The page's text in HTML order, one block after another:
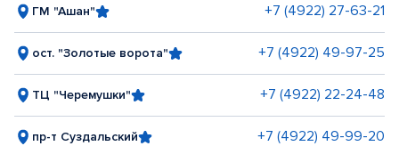
ГМ "Ашан" +7 (4922) 27-63-21
ост. "Золотые ворота" +7 (4922) 49-97-25
ТЦ "Черемушки" +7 (4922) 22-24-48
пр-т Суздальский +7 (4922) 49-99-20